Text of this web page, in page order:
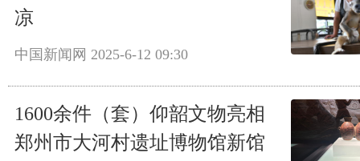
凉
中国新闻网 2025-6-12 09:30
1600余件（套）仰韶文物亮相
郑州市大河村遗址博物馆新馆